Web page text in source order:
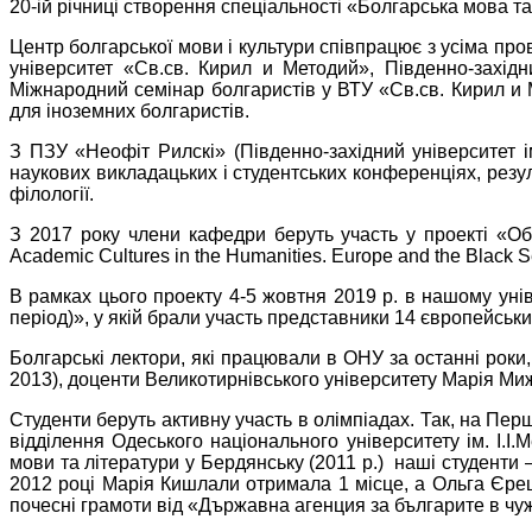
20-ій річниці створення спеціальності «Болгарська мова
Центр болгарської мови і культури співпрацює з усіма
університет «Св.св. Кирил и Методий», Південно-
Міжнародний семінар болгаристів у ВТУ «Св.св. Кирил
для іноземних болгаристів.
З ПЗУ «Неофіт Рилскі» (Південно-західний університет
наукових викладацьких і студентських конференціях,
філології.
З 2017 року члени кафедри беруть участь у проекті
Academic Cultures in the Humanities. Europe and the Black
В рамках цього проекту 4-5 жовтня 2019 р. в нашому
період)», у якій брали участь представники 14
Болгарські лектори, які працювали в ОНУ за останні
2013), доценти Великотирнівського університету Марія
Студенти беруть активну участь в олімпіадах. Так, на
відділення Одеського національного університету ім.
мови та літератури у Бердянську (2011 р.) наші
2012 році Марія Кишлали отримала 1 місце, а Ольга
почесні грамоти від «Държавна агенция за българите в